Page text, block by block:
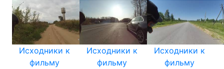
Исходники к
фильму
Исходники к
фильму
Исходники к
фильму